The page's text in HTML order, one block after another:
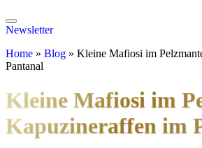
Newsletter
Home » Blog » Kleine Mafiosi im
Pantanal
Kleine Mafiosi im
Kapuzineraffen im